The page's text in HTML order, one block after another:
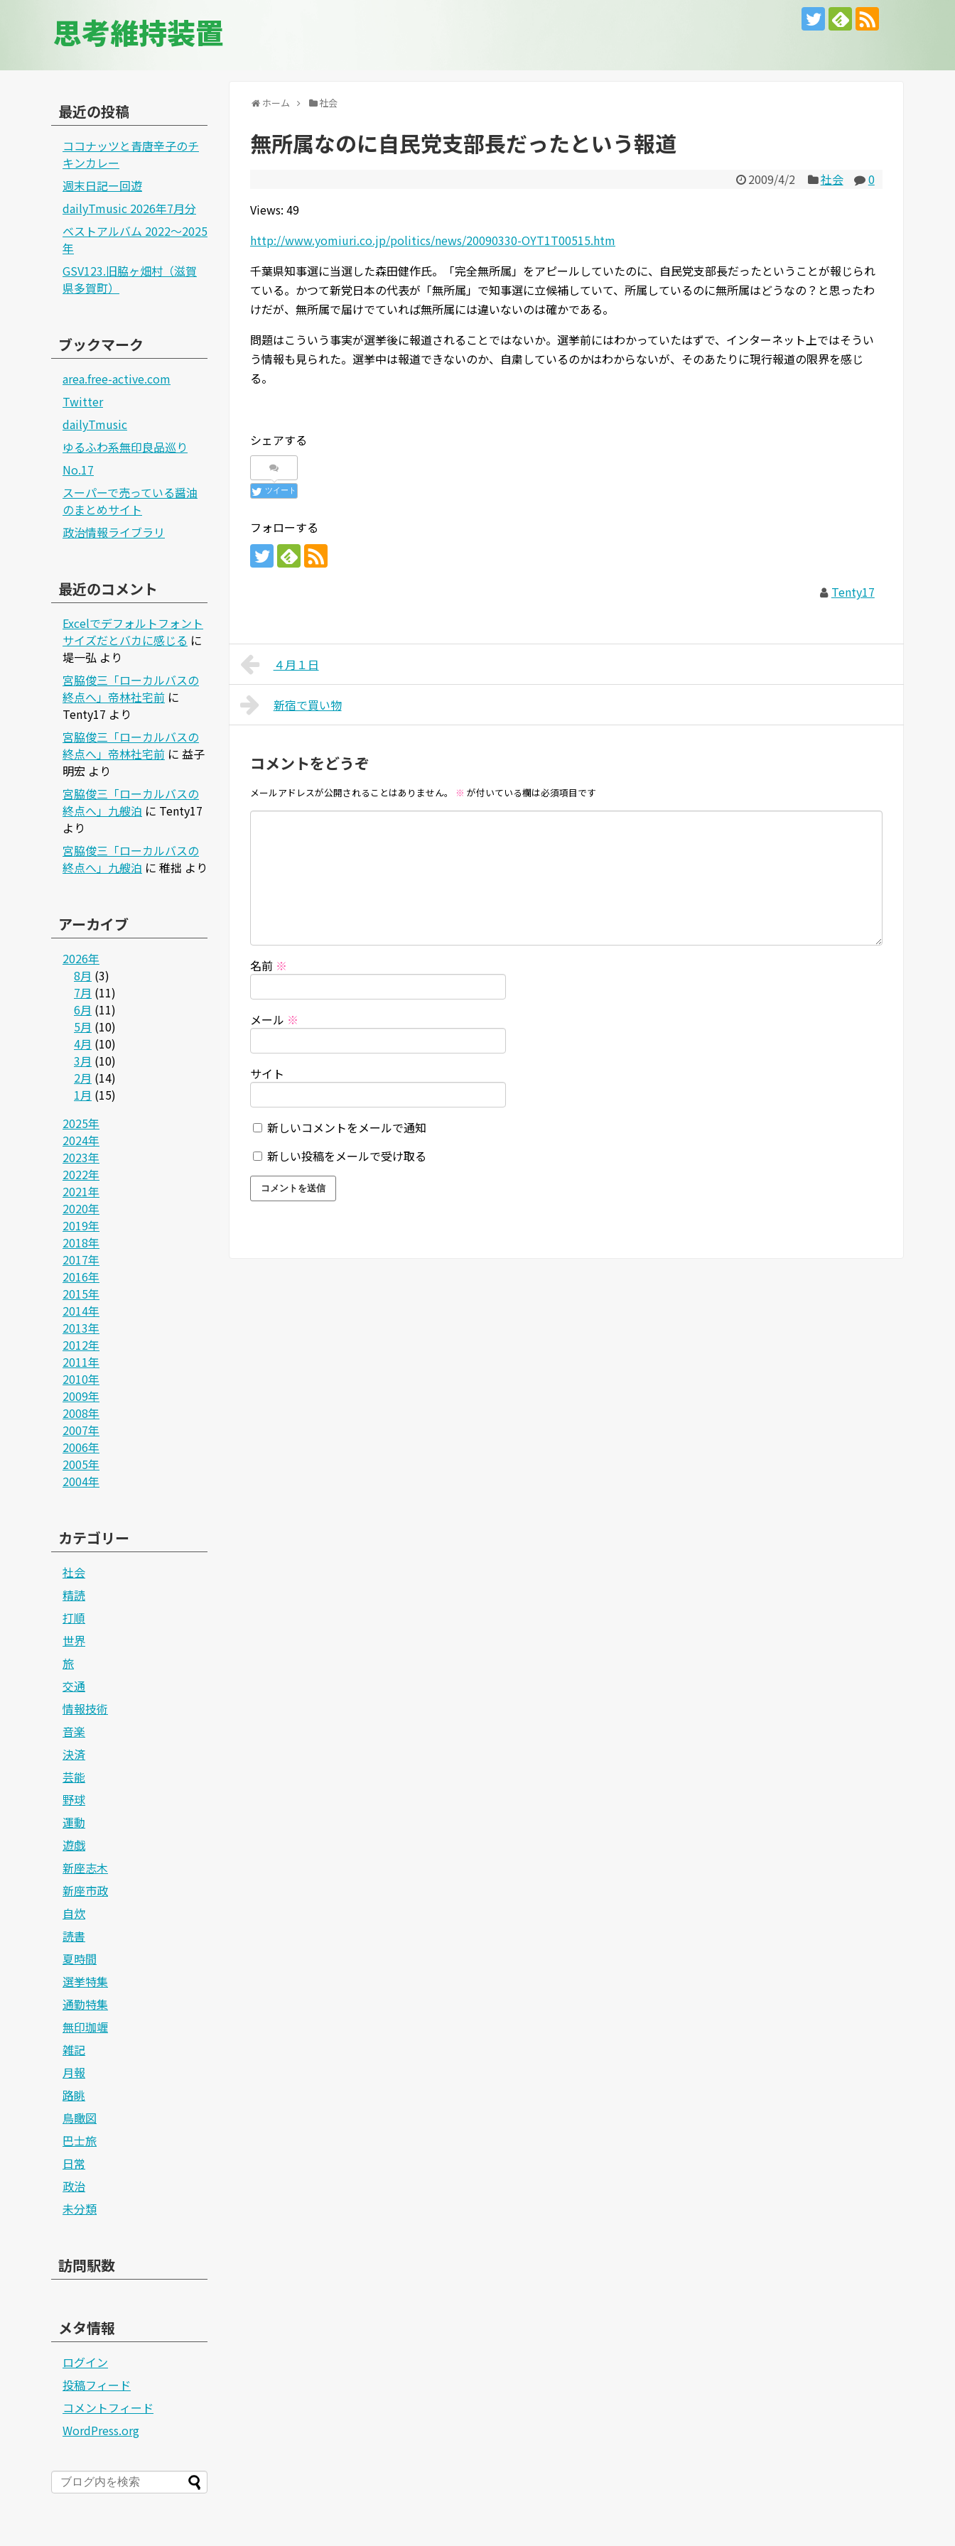
思考維持装置
ホーム 社会
無所属なのに自民党支部長だったという報道
2009/4/2 社会
0
Views: 49
http://www.yomiuri.co.jp/politics/news/20090330-OYT1T00515.htm
千葉県知事選に当選した森田健作氏。「完全無所属」をアピールしていたのに、自民党支部長だったということが報じられ
ている。かつて新党日本の代表が「無所属」で知事選に立候補していて、所属しているのに無所属はどうなの？と思ったわ
けだが、無所属で届けでていれば無所属には違いないのは確かである。
問題はこういう事実が選挙後に報道されることではないか。選挙前にはわかっていたはずで、インターネット上ではそうい
う情報も見られた。選挙中は報道できないのか、自粛しているのかはわからないが、そのあたりに現行報道の限界を感じ
る。
シェアする
ツイート
フォローする
Tenty17
４月１日
新宿で買い物
コメントをどうぞ
メールアドレスが公開されることはありません。 ※ が付いている欄は必須項目です
名前 ※
メール ※
サイト
新しいコメントをメールで通知
新しい投稿をメールで受け取る
最近の投稿
ココナッツと青唐辛子のチ
キンカレー
週末日記ー回遊
dailyTmusic 2026年7月分
ベストアルバム 2022～2025
年
GSV123.旧脇ヶ畑村（滋賀
県多賀町）
ブックマーク
area.free-active.com
Twitter
dailyTmusic
ゆるふわ系無印良品巡り
No.17
スーパーで売っている醤油
のまとめサイト
政治情報ライブラリ
最近のコメント
Excelでデフォルトフォント
サイズだとバカに感じる に
堤一弘 より
宮脇俊三「ローカルバスの
終点へ」帝林社宅前 に
Tenty17 より
宮脇俊三「ローカルバスの
終点へ」帝林社宅前 に 益子
明宏 より
宮脇俊三「ローカルバスの
終点へ」九艘泊 に Tenty17
より
宮脇俊三「ローカルバスの
終点へ」九艘泊 に 稚拙 より
アーカイブ
2026年
8月 (3)
7月 (11)
6月 (11)
5月 (10)
4月 (10)
3月 (10)
2月 (14)
1月 (15)
2025年
2024年
2023年
2022年
2021年
2020年
2019年
2018年
2017年
2016年
2015年
2014年
2013年
2012年
2011年
2010年
2009年
2008年
2007年
2006年
2005年
2004年
カテゴリー
社会
精読
打順
世界
旅
交通
情報技術
音楽
決済
芸能
野球
運動
遊戯
新座志木
新座市政
自炊
読書
夏時間
選挙特集
通勤特集
無印珈竰
雑記
月報
路眺
鳥瞰図
巴士旅
日常
政治
未分類
訪問駅数
メタ情報
ログイン
投稿フィード
コメントフィード
WordPress.org